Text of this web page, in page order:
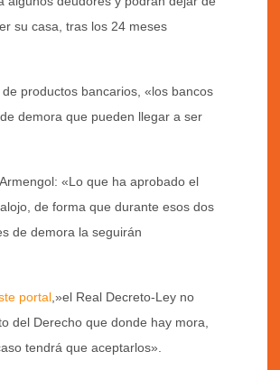
su casa, tras los 24 meses
productos bancarios, «los bancos
demora que pueden llegar a ser
«Lo que ha aprobado el
de forma que durante esos dos
de demora la seguirán
portal ,»el Real Decreto-Ley no
del Derecho que donde hay mora,
tendrá que aceptarlos».